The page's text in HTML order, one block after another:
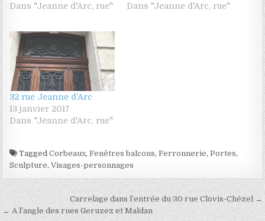
Dans "Jeanne d'Arc, rue"
Dans "Jeanne d'Arc, rue"
32 rue Jeanne d’Arc
13 janvier 2017
Dans "Jeanne d'Arc, rue"
TaggedCorbeaux,Fenêtres balcons,Ferronnerie,Portes,
Sculpture,Visages-personnages
Navigation de l’article
Carrelage dans l’entrée du 30 rue Clovis-Chézel →
← A l’angle des rues Geruzez et Maldan